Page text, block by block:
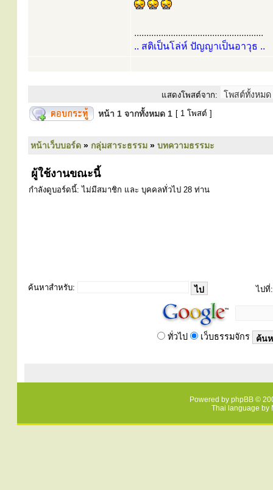
.....................................................
.. สติเป็นโล่ห์ ปัญญาเป็นอาวุธ ..
แสดงโพสต์จาก:
หน้า 1 จากทั้งหมด 1 [ 1 โพสต์ ]
หน้าเว็บบอร์ด » กลุ่มสาระธรรม » บทความธรรมะ
ผู้ใช้งานขณะนี้
กำลังดูบอร์ดนี้: ไม่มีสมาชิก และ บุคคลทั่วไป 28 ท่าน
ค้นหาสำหรับ: ไปที่:
ทั่วไป เว็บธรรมจักร
Powered by phpBB ©
Thai language by